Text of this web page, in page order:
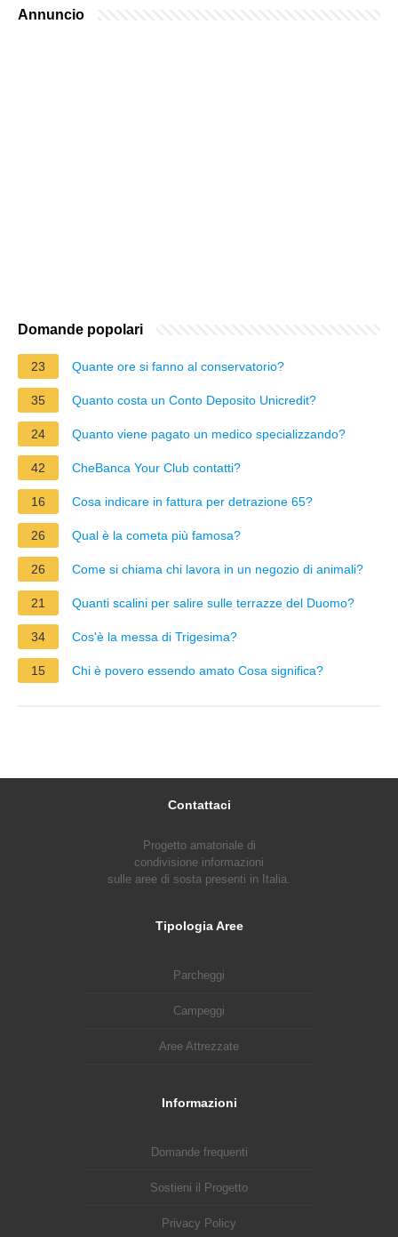
Annuncio
Domande popolari
23 Quante ore si fanno al conservatorio?
35 Quanto costa un Conto Deposito Unicredit?
24 Quanto viene pagato un medico specializzando?
42 CheBanca Your Club contatti?
16 Cosa indicare in fattura per detrazione 65?
26 Qual è la cometa più famosa?
26 Come si chiama chi lavora in un negozio di animali?
21 Quanti scalini per salire sulle terrazze del Duomo?
34 Cos'è la messa di Trigesima?
15 Chi è povero essendo amato Cosa significa?
Contattaci
Progetto amatoriale di
condivisione informazioni
sulle aree di sosta presenti in Italia.
Tipologia Aree
Parcheggi
Campeggi
Aree Attrezzate
Informazioni
Domande frequenti
Sostieni il Progetto
Privacy Policy